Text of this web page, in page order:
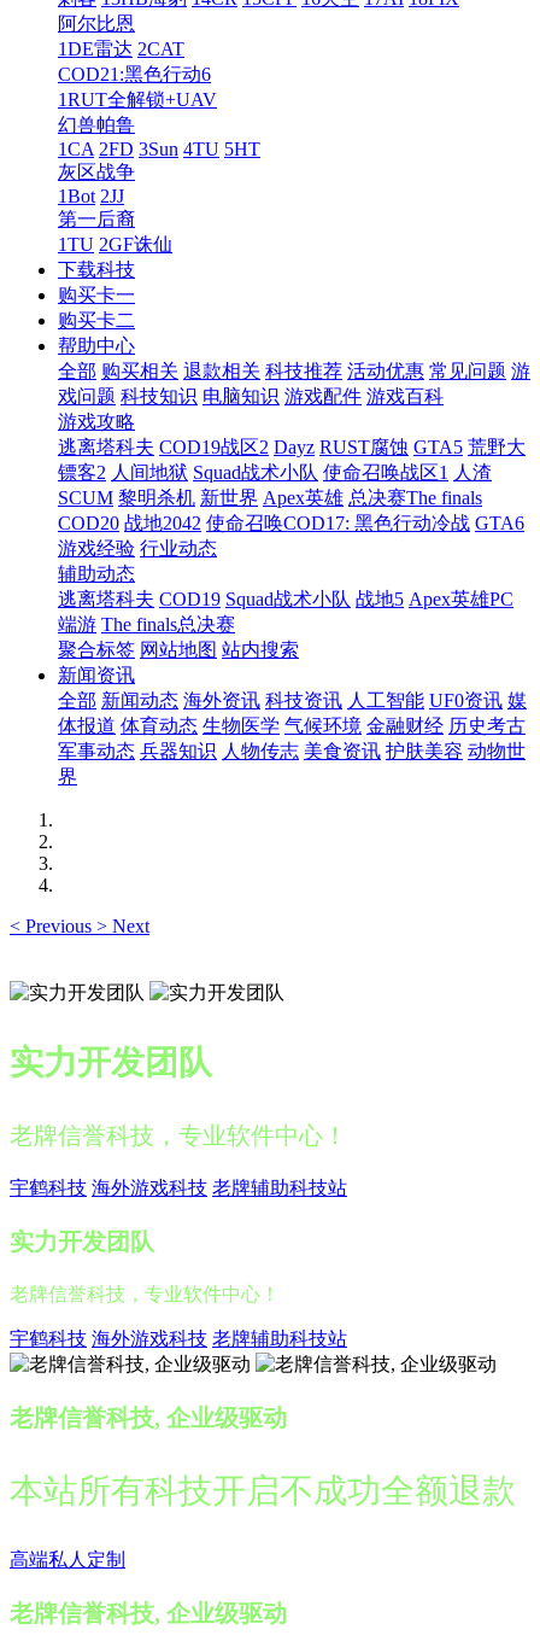
阿尔比恩
1DE雷达 2CAT
COD21:黑色行动6
1RUT全解锁+UAV
幻兽帕鲁
1CA 2FD 3Sun 4TU 5HT
灰区战争
1Bot 2JJ
第一后裔
1TU 2GF诛仙
下载科技
购买卡一
购买卡二
帮助中心
全部 购买相关 退款相关 科技推荐 活动优惠 常见问题 游
戏问题 科技知识 电脑知识 游戏配件 游戏百科
游戏攻略
逃离塔科夫 COD19战区2 Dayz RUST腐蚀 GTA5 荒野大
镖客2 人间地狱 Squad战术小队 使命召唤战区1 人渣
SCUM 黎明杀机 新世界 Apex英雄 总决赛The finals
COD20 战地2042 使命召唤COD17: 黑色行动冷战 GTA6
游戏经验 行业动态
辅助动态
逃离塔科夫 COD19 Squad战术小队 战地5 Apex英雄PC
端游 The finals总决赛
聚合标签 网站地图 站内搜索
新闻资讯
全部 新闻动态 海外资讯 科技资讯 人工智能 UF0资讯 媒
体报道 体育动态 生物医学 气候环境 金融财经 历史考古
军事动态 兵器知识 人物传志 美食资讯 护肤美容 动物世
界
< Previous > Next
实力开发团队
老牌信誉科技，专业软件中心！
宇鹤科技 海外游戏科技 老牌辅助科技站
实力开发团队
老牌信誉科技，专业软件中心！
宇鹤科技 海外游戏科技 老牌辅助科技站
老牌信誉科技, 企业级驱动
本站所有科技开启不成功全额退款
高端私人定制
老牌信誉科技, 企业级驱动